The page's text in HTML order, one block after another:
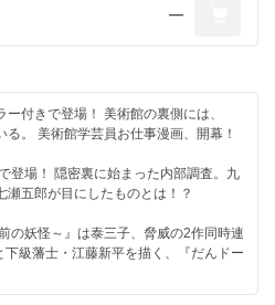
―
付きで登場！ 美術館の裏側には、
る。 美術館学芸員お仕事漫画、開幕！
登場！ 隠密裏に始まった内部調査。九
五郎が目にしたものとは！？
の妖怪～』は泰三子、脅威の2作同時連
級藩士・江藤新平を描く、『だんドー